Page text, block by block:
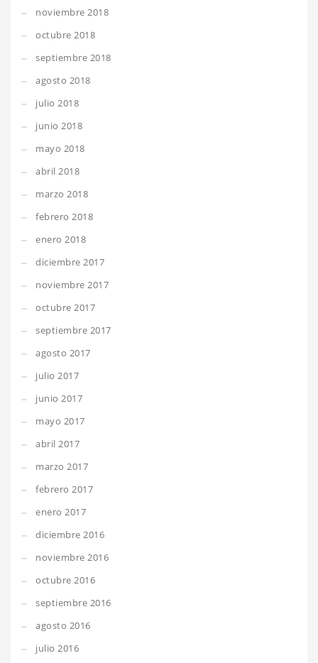
noviembre 2018
octubre 2018
septiembre 2018
agosto 2018
julio 2018
junio 2018
mayo 2018
abril 2018
marzo 2018
febrero 2018
enero 2018
diciembre 2017
noviembre 2017
octubre 2017
septiembre 2017
agosto 2017
julio 2017
junio 2017
mayo 2017
abril 2017
marzo 2017
febrero 2017
enero 2017
diciembre 2016
noviembre 2016
octubre 2016
septiembre 2016
agosto 2016
julio 2016